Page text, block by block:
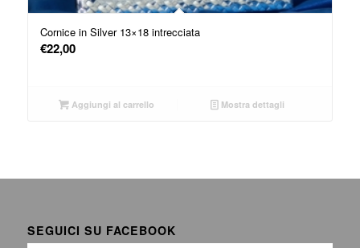
Cornice in Silver 13×18 intrecciata
€22,00
Aggiungi al carrello Mostra dettagli
SEGUICI SU FACEBOOK